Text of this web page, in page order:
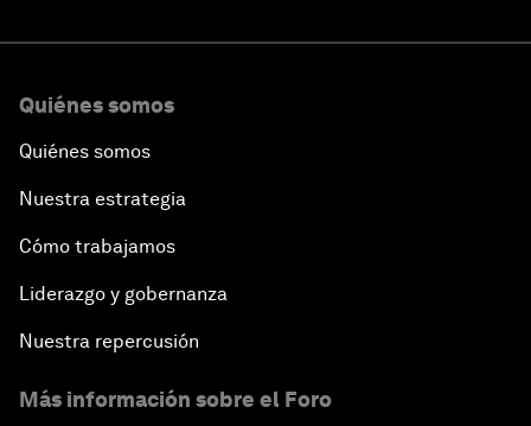
Quiénes somos
Quiénes somos
Nuestra estrategia
Cómo trabajamos
Liderazgo y gobernanza
Nuestra repercusión
Más información sobre el Foro